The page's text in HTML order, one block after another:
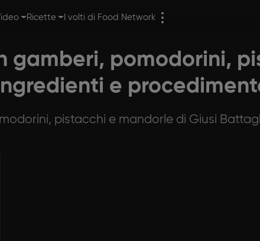
Ricette I volti di Food Network
gamberi, pomodorini,
e
pistacchi e mandorle di Giusi